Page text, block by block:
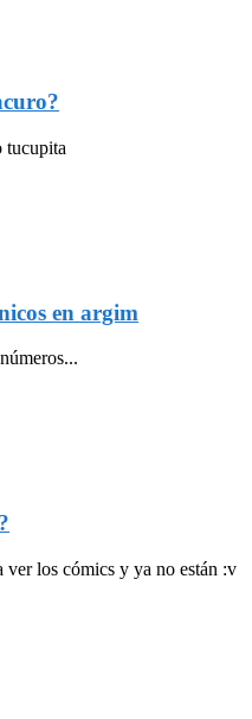
tucupita
en argim
ver los cómics y ya no están :v